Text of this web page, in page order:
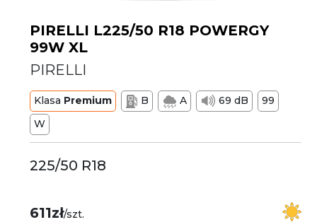
PIRELLI L225/50 R18 POWERGY
99W XL
PIRELLI
Klasa Premium B A 69 dB
99
W
225/50 R18
611zł/szt.